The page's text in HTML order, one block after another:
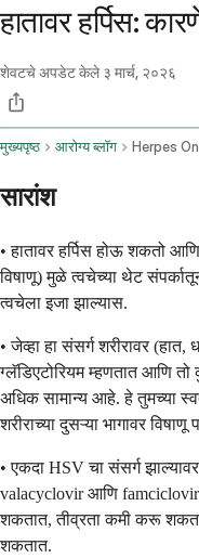
हातावर हर्पिस:
शेवटचे अपडेट केले ३ मार्च, २०२६
मुख्यपृष्ठ आरोग्य ब्लॉग Herpes
सारांश
• हातावर हर्पिस होऊ शकतो
विषाणू) मुळे त्वचेच्या थेट
त्वचेला इजा झाल्यास.
• जेव्हा हा संसर्ग शरीरावर (हात,
ग्लॅडिएटोरियम म्हणतात आणि
अधिक सामान्य आहे. हे तुमच्या
शरीराच्या दुसऱ्या भागावर
• एकदा HSV चा संसर्ग
valacyclovir आणि famciclovir
शकतात, तीव्रता कमी करू
शकतात.